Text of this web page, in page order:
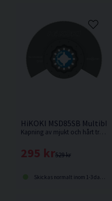
HiKOKI MSD85SB
Kapning av mjukt och hårt trä, fanér och plastbelagda plattor Kapning och tillpassning av parkett och laminat, Skärning av små aluminiumprofiler etc.
529 kr
295 kr
Skickas normalt inom 1-3 dagar